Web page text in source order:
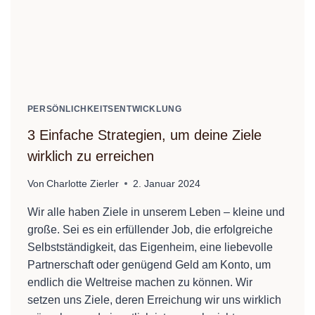
PERSÖNLICHKEITSENTWICKLUNG
3 Einfache Strategien, um deine Ziele
wirklich zu erreichen
Von Charlotte Zierler 2. Januar 2024
Wir alle haben Ziele in unserem Leben – kleine und
große. Sei es ein erfüllender Job, die erfolgreiche
Selbstständigkeit, das Eigenheim, eine liebevolle
Partnerschaft oder genügend Geld am Konto, um
endlich die Weltreise machen zu können. Wir
setzen uns Ziele, deren Erreichung wir uns wirklich